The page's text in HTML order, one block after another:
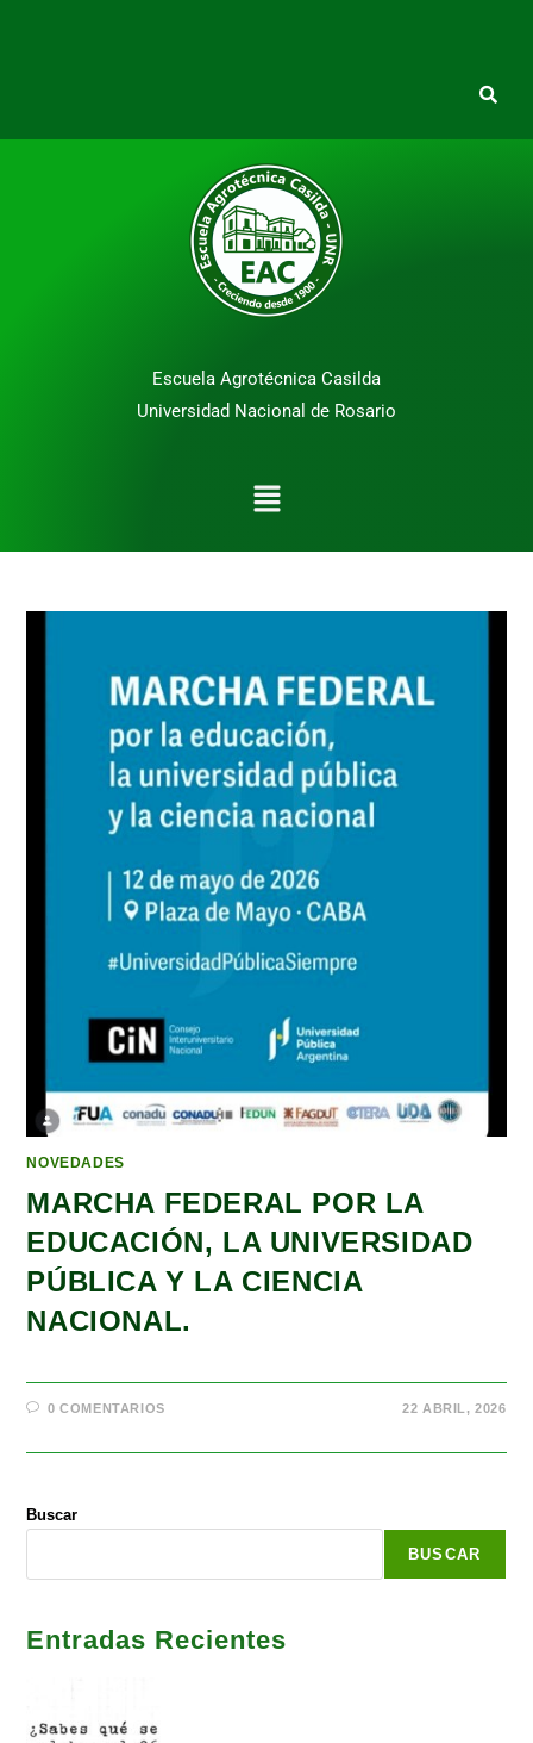
Escuela Agrotécnica Casilda
Universidad Nacional de Rosario
NOVEDADES
MARCHA FEDERAL POR LA
EDUCACIÓN, LA UNIVERSIDAD
PÚBLICA Y LA CIENCIA
NACIONAL.
0 COMENTARIOS 22 ABRIL, 2026
Buscar
BUSCAR
Entradas Recientes